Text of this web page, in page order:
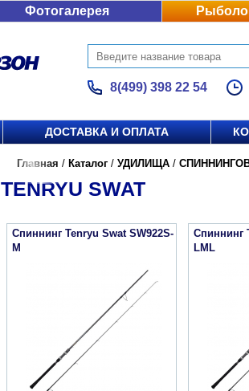
Фотогалерея
8(499) 398 22 54
ДОСТАВКА И ОПЛАТА
Главная / Каталог / УДИЛИЩА /
TENRYU SWAT
Спиннинг Tenryu Swat SW922S-
M
Спиннинг
LML